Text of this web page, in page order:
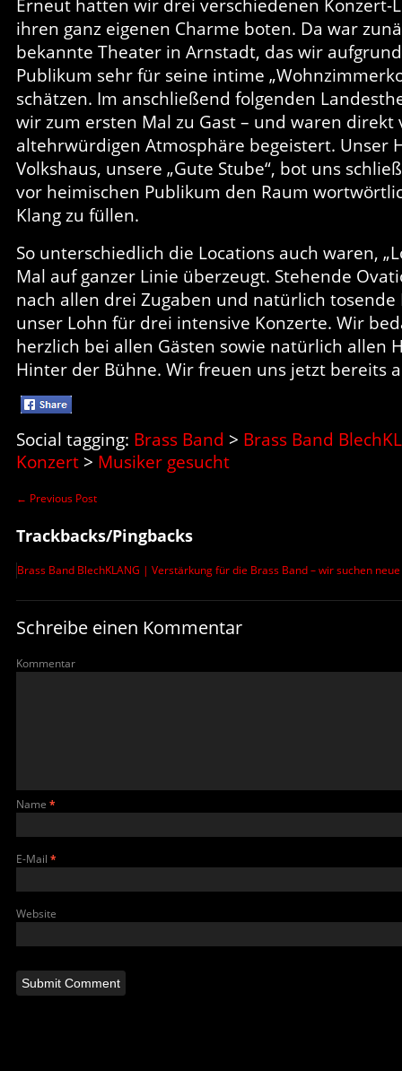
Erneut hatten wir drei verschiedenen Konzert-
ihren ganz eigenen Charme boten. Da war
bekannte Theater in Arnstadt, das wir
Publikum sehr für seine intime
schätzen. Im anschließend folgenden
wir zum ersten Mal zu Gast – und waren direkt
altehrwürdigen Atmosphäre begeistert. Unser
Volkshaus, unsere „Gute Stube“, bot uns
vor heimischen Publikum den Raum
Klang zu füllen.
So unterschiedlich die Locations auch waren,
Mal auf ganzer Linie überzeugt. Stehende
nach allen drei Zugaben und natürlich
unser Lohn für drei intensive Konzerte. Wir
herzlich bei allen Gästen sowie natürlich allen
Hinter der Bühne. Wir freuen uns jetzt bereits
Social tagging: Brass Band > Brass Band
Konzert > Musiker gesucht
← Previous Post
Trackbacks/Pingbacks
Brass Band BlechKLANG | Verstärkung für die Brass Band – wir suchen
Schreibe einen Kommentar
Kommentar
Name *
E-Mail *
Website